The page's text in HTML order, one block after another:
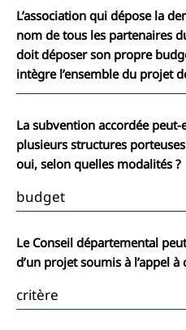
L’association qui dépose la
nom de tous les partenaires
doit déposer son propre
intègre l’ensemble du projet
La subvention accordée
plusieurs structures
oui, selon quelles modalités ?
budget
Le Conseil départemental
d’un projet soumis à l’appel à
critère